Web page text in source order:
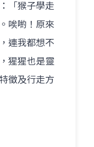
「猴子學走
唉喲！原來
連我都想不
猩猩也是靈
徵及行走方